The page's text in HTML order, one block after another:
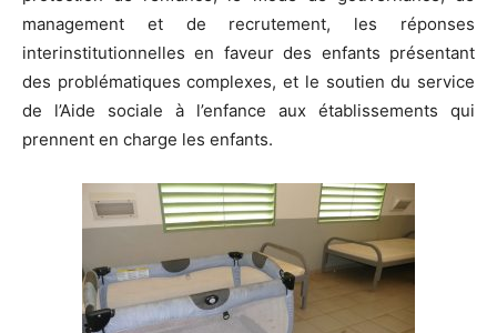
management et de recrutement, les réponses
interinstitutionnelles en faveur des enfants présentant
des problématiques complexes, et le soutien du service
de l’Aide sociale à l’enfance aux établissements qui
prennent en charge les enfants.